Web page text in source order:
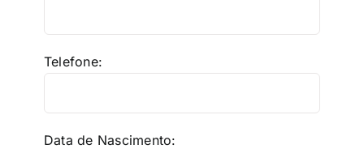
Telefone:
Data de Nascimento: